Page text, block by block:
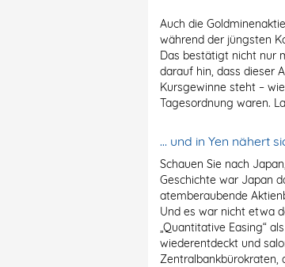
Auch die
während der jüngsten
Das bestätigt nicht nur
darauf hin, dass dieser
Kursgewinne steht –
Tagesordnung waren.
… und in Yen nähert
Schauen Sie nach
Geschichte war Japan
atemberaubende
Und es war nicht etwa
„Quantitative Easing“
wiederentdeckt und
Zentralbankbürokraten,